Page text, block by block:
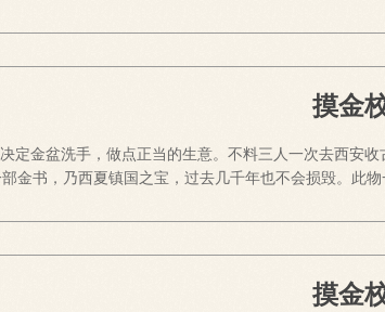
摸金
决定金盆洗手，做点正当的生意。不料三人一次去西
金书，乃西夏镇国之宝，过去几千年也不会损毁。此
摸金